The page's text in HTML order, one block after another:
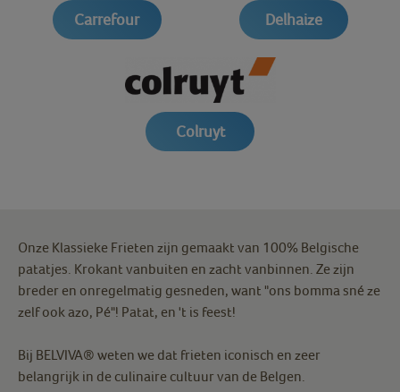
Carrefour Delhaize
Colruyt
Onze Klassieke Frieten zijn gemaakt van 100% Belgische
patatjes. Krokant vanbuiten en zacht vanbinnen. Ze zijn
breder en onregelmatig gesneden, want "ons bomma sné ze
zelf ook azo, Pé"! Patat, en 't is feest!
Bij BELVIVA® weten we dat frieten iconisch en zeer
belangrijk in de culinaire cultuur van de Belgen.